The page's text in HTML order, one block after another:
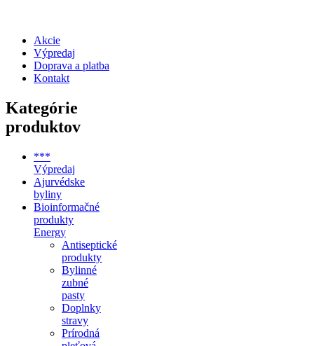
Akcie
Výpredaj
Doprava a platba
Kontakt
Kategórie
produktov
***
Výpredaj
Ajurvédske
byliny
Bioinformačné
produkty
Energy
Antiseptické
produkty
Bylinné
zubné
pasty
Doplnky
stravy
Prírodná